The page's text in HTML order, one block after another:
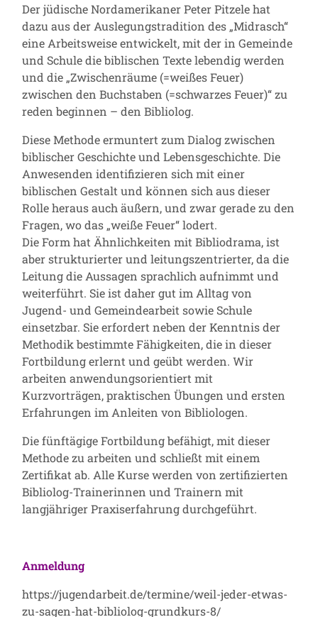
Der jüdische Nordamerikaner Peter Pitzele hat
dazu aus der Auslegungstradition des „Midrasch“
eine Arbeitsweise entwickelt, mit der in Gemeinde
und Schule die biblischen Texte lebendig werden
und die „Zwischenräume (=weißes Feuer)
zwischen den Buchstaben (=schwarzes Feuer)“ zu
reden beginnen – den Bibliolog.
Diese Methode ermuntert zum Dialog zwischen
biblischer Geschichte und Lebensgeschichte. Die
Anwesenden identifizieren sich mit einer
biblischen Gestalt und können sich aus dieser
Rolle heraus auch äußern, und zwar gerade zu den
Fragen, wo das „weiße Feuer“ lodert.
Die Form hat Ähnlichkeiten mit Bibliodrama, ist
aber strukturierter und leitungszentrierter, da die
Leitung die Aussagen sprachlich aufnimmt und
weiterführt. Sie ist daher gut im Alltag von
Jugend- und Gemeindearbeit sowie Schule
einsetzbar. Sie erfordert neben der Kenntnis der
Methodik bestimmte Fähigkeiten, die in dieser
Fortbildung erlernt und geübt werden. Wir
arbeiten anwendungsorientiert mit
Kurzvorträgen, praktischen Übungen und ersten
Erfahrungen im Anleiten von Bibliologen.
Die fünftägige Fortbildung befähigt, mit dieser
Methode zu arbeiten und schließt mit einem
Zertifikat ab. Alle Kurse werden von zertifizierten
Bibliolog-Trainerinnen und Trainern mit
langjähriger Praxiserfahrung durchgeführt.
Anmeldung
https://jugendarbeit.de/termine/weil-jeder-etwas-
zu-sagen-hat-bibliolog-grundkurs-8/